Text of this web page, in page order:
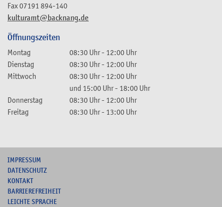
kulturamt@backnang.de
Fax07191 894-140
Öffnungszeiten
Montag 08:30 Uhr- 12:00 Uhr
Dienstag
08:30 Uhr- 12:00 Uhr
Mittwoch
08:30 Uhr- 12:00 Uhr
und 15:00 Uhr- 18:00 Uhr
Donnerstag
08:30 Uhr- 12:00 Uhr
Freitag
08:30 Uhr- 13:00 Uhr
IMPRESSUM
DATENSCHUTZ
KONTAKT
BARRIEREFREIHEIT
LEICHTE SPRACHE